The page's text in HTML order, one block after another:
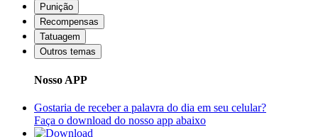
Punição
Recompensas
Tatuagem
Outros temas
Nosso APP
Gostaria de receber a palavra do dia em seu celular?
Faça o download do nosso app abaixo